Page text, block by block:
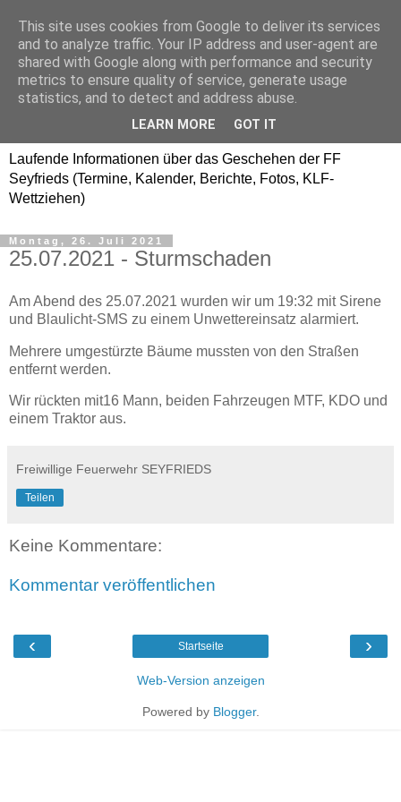
Freiwillige Feuerwehr
SEYFRIEDS
www.ffseyfrieds.at
Laufende Informationen über das Geschehen der FF
Seyfrieds (Termine, Kalender, Berichte, Fotos, KLF-
Wettziehen)
Montag, 26. Juli 2021
25.07.2021 - Sturmschaden
Am Abend des 25.07.2021 wurden wir um 19:32 mit Sirene
und Blaulicht-SMS zu einem Unwettereinsatz alarmiert.
Mehrere umgestürzte Bäume mussten von den Straßen
entfernt werden.
Wir rückten mit16 Mann, beiden Fahrzeugen MTF, KDO und
einem Traktor aus.
Freiwillige Feuerwehr SEYFRIEDS
Teilen
Keine Kommentare:
Kommentar veröffentlichen
‹ ›
Startseite
Web-Version anzeigen
Powered by Blogger.
This site uses cookies from Google to deliver its services
and to analyze traffic. Your IP address and user-agent are
shared with Google along with performance and security
metrics to ensure quality of service, generate usage
statistics, and to detect and address abuse.
LEARN MORE GOT IT